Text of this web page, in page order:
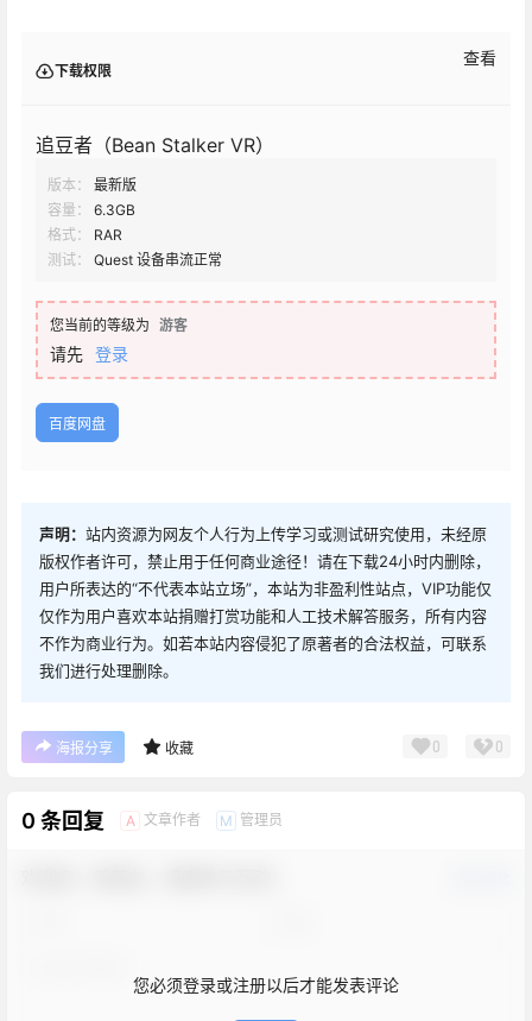
下载权限
查看
追豆者（Bean Stalker VR）
版本：
最新版
容量：
6.3GB
格式：
RAR
测试：
Quest 设备串流正常
您当前的等级为 游客
请先 登录
百度网盘
声明： 站内资源为网友个人行为上传学习或测试研究使用，未经原
版权作者许可，禁止用于任何商业途径！请在下载24小时内删除，
用户所表达的“不代表本站立场”，本站为非盈利性站点，VIP功能仅
仅作为用户喜欢本站捐赠打赏功能和人工技术解答服务，所有内容
不作为商业行为。如若本站内容侵犯了原著者的合法权益，可联系
我们进行处理删除。
海报分享 收藏 0 0
0 条回复 A 文章作者 M 管理员
您必须登录或注册以后才能发表评论